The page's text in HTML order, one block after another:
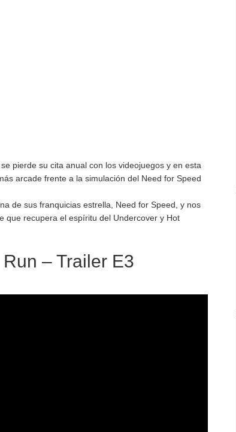
pierde su cita anual con los videojuegos y en esta
arcade frente a la simulación del Need for Speed
de sus franquicias estrella, Need for Speed, y nos
que recupera el espíritu del Undercover y Hot
– Trailer E3